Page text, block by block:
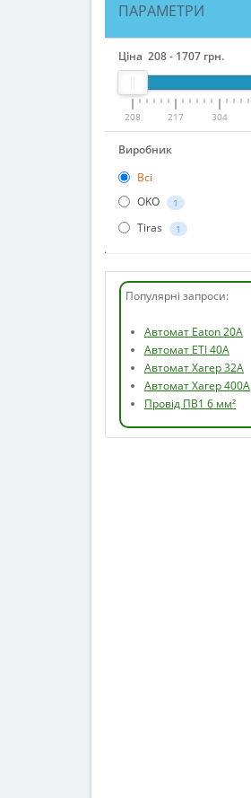
ПАРАМЕТРИ
Ціна 208- 1707 грн.
208 217 304
Виробник
Всі
OKO
1
Tiras 1
Популярні запроси:
Автомат Eaton 20А
Автомат ETI 40А
Автомат Хагер 32А
Автомат Хагер 400А
Провід ПВ1 6 мм²